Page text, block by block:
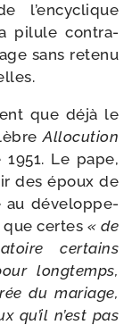
l’encyclique
pilule contra­
sans rete­nu
que déjà le
Allocution
Le pape,
des époux de
au déve­lop­pe­
certes « de
cer­tains
long­temps,
du mariage,
qu’il n’est pas